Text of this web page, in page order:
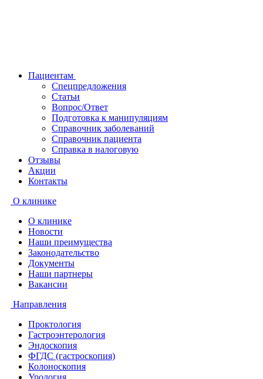
Пациентам
Спецпредложения
Статьи
Вопрос/Ответ
Подготовка к манипуляциям
Справочник заболеваний
Справочник пациента
Справка в налоговую
Отзывы
Акции
Контакты
О клинике
О клинике
Новости
Наши преимущества
Законодательство
Документы
Наши партнеры
Вакансии
Направления
Проктология
Гастроэнтерология
Эндоскопия
ФГДС (гастроскопия)
Колоноскопия
Урология